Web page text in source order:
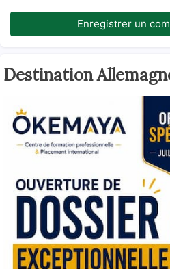
Enregistrer un
Destination